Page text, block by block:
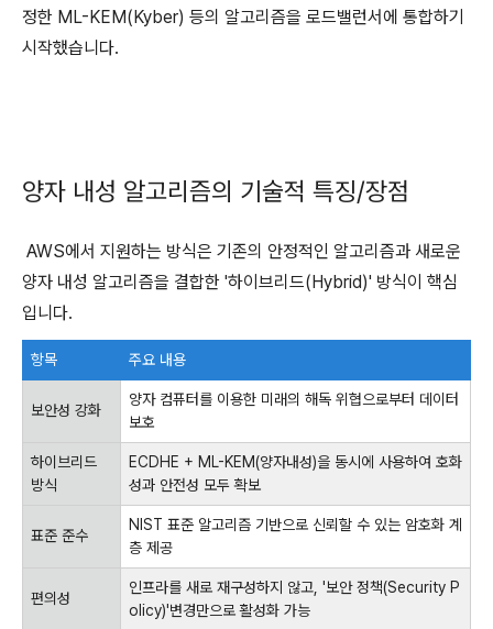
정한 ML-KEM(Kyber) 등의 알고리즘을 로드밸런서에 통합하기
시작했습니다.
양자 내성 알고리즘의 기술적 특징/장점
AWS에서 지원하는 방식은 기존의 안정적인 알고리즘과 새로운
양자 내성 알고리즘을 결합한 '하이브리드(Hybrid)' 방식이 핵심
입니다.
항목 주요 내용
보안성 강화
양자 컴퓨터를 이용한 미래의 해독 위협으로부터 데이터
보호
하이브리드
방식
ECDHE + ML-KEM(양자내성)을 동시에 사용하여 호화
성과 안전성 모두 확보
표준 준수
NIST 표준 알고리즘 기반으로 신뢰할 수 있는 암호화 계
층 제공
편의성
인프라를 새로 재구성하지 않고, '보안 정책(Security P
olicy)'변경만으로 활성화 가능